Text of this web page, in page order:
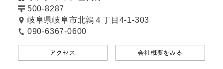
500-8287
岐阜県岐阜市北鶉４丁目4-1-303
090-6367-0600
アクセス 会社概要をみる